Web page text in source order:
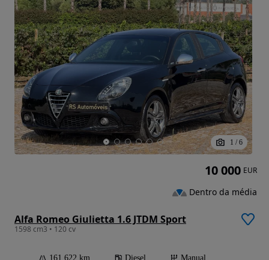
1 / 6
Alfa Romeo Giulietta 1.6 JTDM Sport
1598 cm3 • 120 cv
161 622 km Diesel Manual
10 000 EUR
Dentro da média